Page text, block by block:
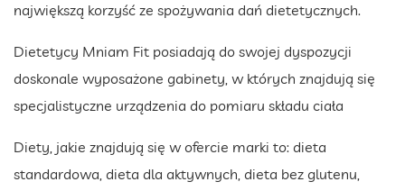
największą korzyść ze spożywania dań dietetycznych.
Dietetycy Mniam Fit posiadają do swojej dyspozycji
doskonale wyposażone gabinety, w których znajdują się
specjalistyczne urządzenia do pomiaru składu ciała
Diety, jakie znajdują się w ofercie marki to: dieta
standardowa, dieta dla aktywnych, dieta bez glutenu,